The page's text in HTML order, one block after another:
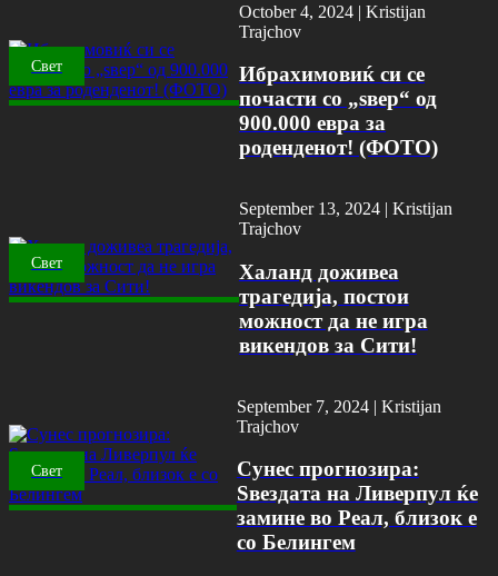
Свет
October 4, 2024 |Kristijan
Trajchov
Ибрахимовиќ си се
почасти со „ѕвер“ од
900.000 евра за
роденденот! (ФОТО)
Свет
September 13, 2024 | Kristijan
Trajchov
Халанд доживеа
трагедија, постои
можност да не игра
викендов за Сити!
Свет
September 7, 2024 | Kristijan
Trajchov
Сунес прогнозира:
Ѕвездата на Ливерпул ќе
замине во Реал, близок е
со Белингем